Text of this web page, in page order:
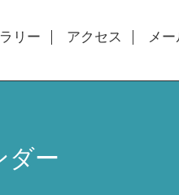
リー アクセス メ
ダー